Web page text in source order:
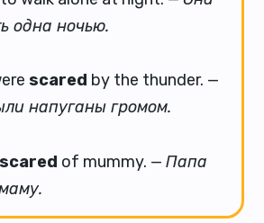
одна ночью.
scared by the thunder. —
напуганы громом.
scared of mummy. —Папа